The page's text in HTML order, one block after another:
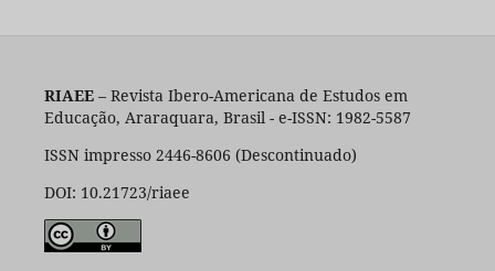
RIAEE– Revista Ibero-Americana de Estudos em
Educação, Araraquara, Brasil - e-ISSN: 1982-5587
ISSN impresso 2446-8606 (Descontinuado)
DOI: 10.21723/riaee